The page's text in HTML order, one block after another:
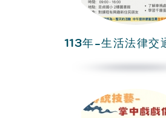
113年-生活法律交